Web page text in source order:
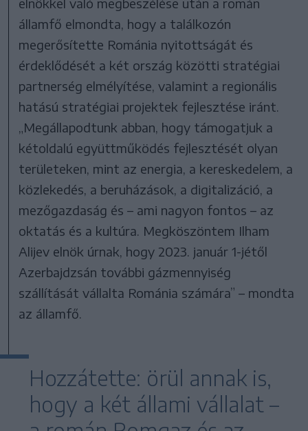
államfő elmondta, hogy a találkozón
megerősítette Románia nyitottságát és
érdeklődését a két ország közötti stratégiai
partnerség elmélyítése, valamint a regionális
hatású stratégiai projektek fejlesztése iránt.
„Megállapodtunk abban, hogy támogatjuk a
kétoldalú együttműködés fejlesztését olyan
területeken, mint az energia, a kereskedelem, a
közlekedés, a beruházások, a digitalizáció, a
mezőgazdaság és – ami nagyon fontos – az
oktatás és a kultúra. Megköszöntem Ilham
Alijev elnök úrnak, hogy 2023. január 1-jétől
Azerbajdzsán további gázmennyiség
szállítását vállalta Románia számára” – mondta
az államfő.
Hozzátette: örül annak is,
hogy a két állami vállalat –